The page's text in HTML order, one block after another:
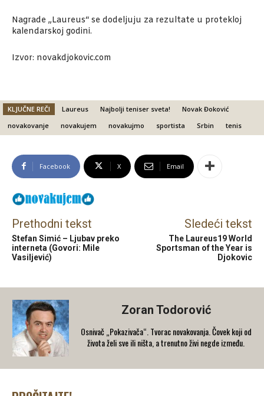
Nagrade „Laureus“ se dodeljuju za rezultate u protekloj
kalendarskoj godini.
Izvor: novakdjokovic.com
KLJUČNE REČI Laureus Najbolji teniser sveta!
Novak Đoković
novakovanje
novakujem novakujmo sportista Srbin tenis
Facebook X Email
Prethodni tekst
Stefan Simić – Ljubav preko
interneta (Govori: Mile
Vasiljević)
Sledeći tekst
The Laureus19 World
Sportsman of the Year is
Djokovic
Zoran Todorović
Osnivač „Pokazivača“. Tvorac novakovanja. Čovek koji od
života želi sve ili ništa, a trenutno živi negde između.